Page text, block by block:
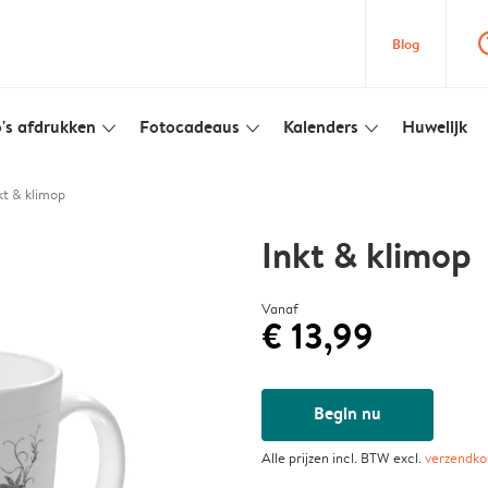
Blog
afdrukken slim_arrow_down Fotocadeaus slim_arrow_down Kalenders slim_arrow_down Huwelijk
& klimop
Inkt & klimop
Vanaf
€ 13,99
Begin nu
Alle prijzen incl. BTW excl.